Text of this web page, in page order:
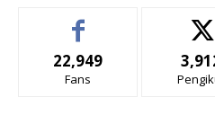
22,949
Fans